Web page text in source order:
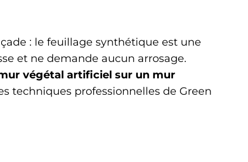
: le feuillage synthétique est une
et ne demande aucun arrosage.
végétal artificiel sur un mur
techniques professionnelles de Green